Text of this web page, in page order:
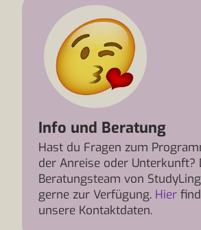
Info und Beratung
Hast du Fragen zum
der Anreise oder Unterkunft?
Beratungsteam von
gerne zur Verfügung. Hier
unsere Kontaktdaten.